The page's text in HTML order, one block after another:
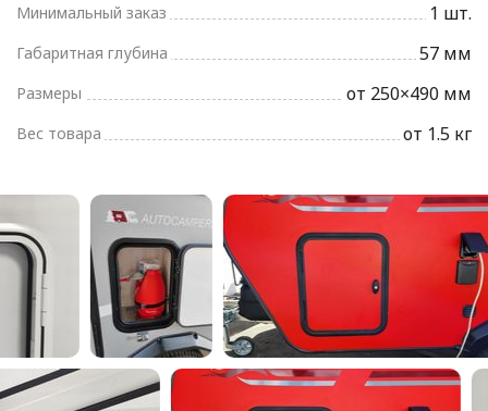
Минимальный заказ 1 шт.
Габаритная глубина 57 мм
Размеры от 250×490 мм
Вес товара от 1.5 кг